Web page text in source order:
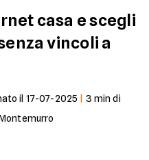
casa e scegli
vincoli a
il 17-07-2025 3 min di